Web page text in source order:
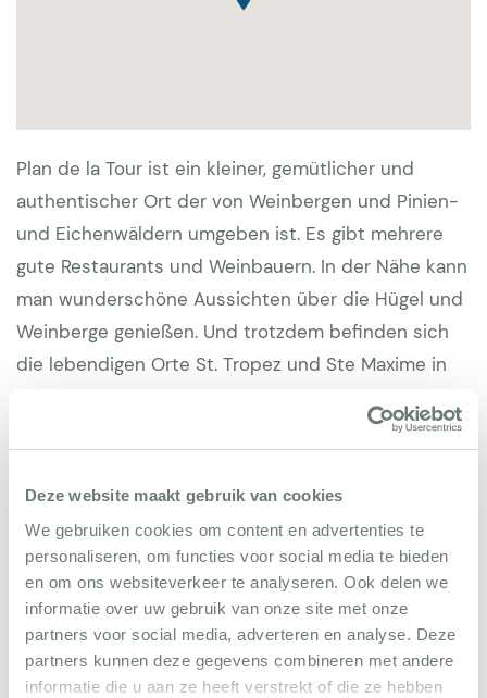
Deze website maakt gebruik van cookies
We gebruiken cookies om content en advertenties te
personaliseren, om functies voor social media te bieden
en om ons websiteverkeer te analyseren. Ook delen we
informatie over uw gebruik van onze site met onze
partners voor social media, adverteren en analyse. Deze
partners kunnen deze gegevens combineren met andere
informatie die u aan ze heeft verstrekt of die ze hebben
Plan de la Tour ist ein kleiner, gemütlicher und
authentischer Ort der von Weinbergen und Pinien-
und Eichenwäldern umgeben ist. Es gibt mehrere
gute Restaurants und Weinbauern. In der Nähe kann
man wunderschöne Aussichten über die Hügel und
Weinberge genießen. Und trotzdem befinden sich
die lebendigen Orte St. Tropez und Ste Maxime in
Gesamteindruck der Villa
Joost van Raay 8